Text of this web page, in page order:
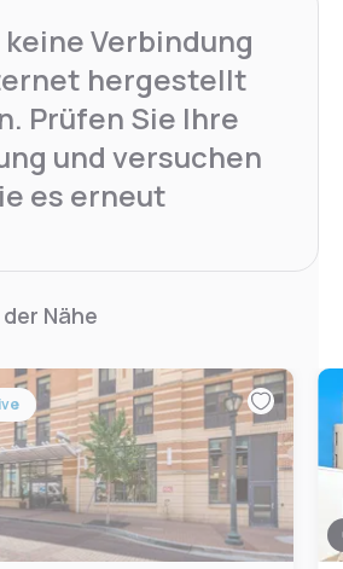
keine Verbindung
hergestellt
Prüfen Sie Ihre
und versuchen
es erneut
Nähe